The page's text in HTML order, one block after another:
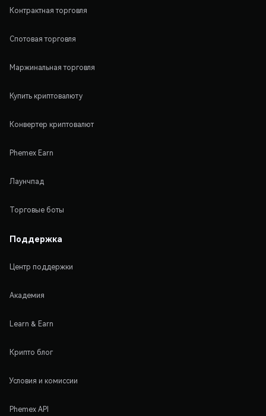
Контрактная торговля
Спотовая торговля
Маржинальная торговля
Купить криптовалюту
Конвертер криптовалют
Phemex Earn
Лаунчпад
Торговые боты
Поддержка
Центр поддержки
Академия
Learn & Earn
Крипто блог
Условия и комиссии
Phemex API